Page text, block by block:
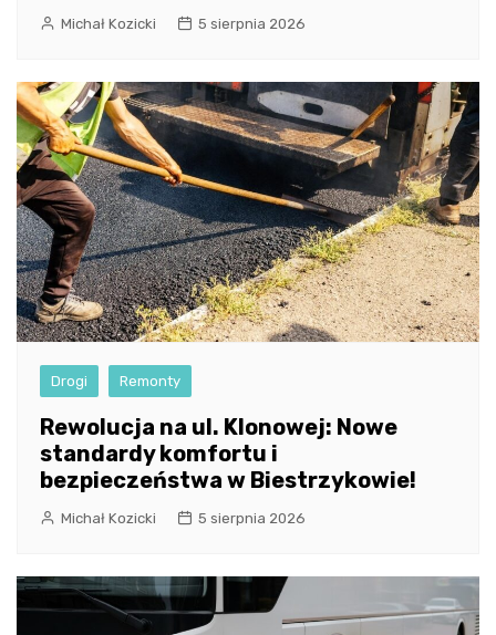
Michał Kozicki 5 sierpnia 2026
Drogi Remonty
Rewolucja na ul. Klonowej: Nowe
standardy komfortu i
bezpieczeństwa w Biestrzykowie!
Michał Kozicki 5 sierpnia 2026